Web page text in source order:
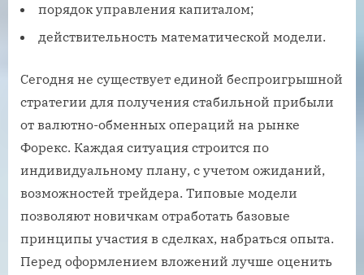
порядок управления капиталом;
действительность математической модели.
Сегодня не существует единой беспроигрышной
стратегии для получения стабильной прибыли
от валютно-обменных операций на рынке
Форекс. Каждая ситуация строится по
индивидуальному плану, с учетом ожиданий,
возможностей трейдера. Типовые модели
позволяют новичкам отработать базовые
принципы участия в сделках, набраться опыта.
Перед оформлением вложений лучше оценить